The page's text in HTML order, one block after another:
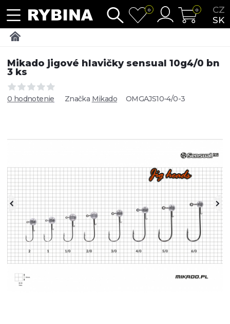
CZ
SK
0 0
Mikado jigové hlavičky sensual 10g4/0 bn
3 ks
0 hodnotenie Značka Mikado OMGAJS10-4/0-3